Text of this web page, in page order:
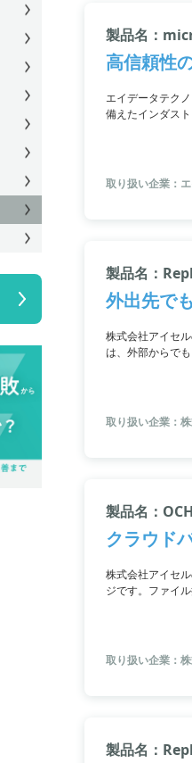
製品名：
高信頼性
エイデータテク
備えたインダス
現しています。
取り扱い企業：
製品名：
外出先で
株式会社アイセ
は、外部からで
安心して仕事を
取り扱い企業：
製品名：
クラウド
株式会社アイセ
ジです。ファイ
有の苦労、テレ
する方法として
取り扱い企業：
製品名：